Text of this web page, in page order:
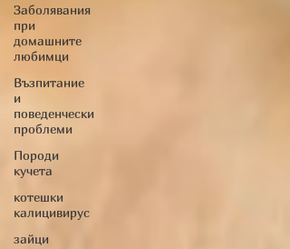
Заболявания
при
домашните
любимци
Възпитание
и
поведенчески
проблеми
Породи
кучета
котешки
калицивирус
зайци